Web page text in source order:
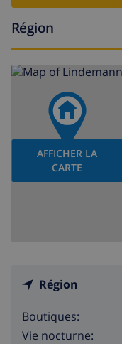
Région
AFFICHER LA
CARTE
Région
Boutiques:
Vie nocturne: